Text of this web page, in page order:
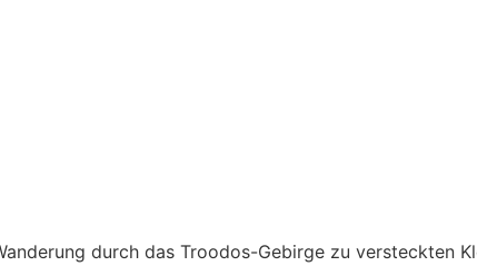
durch das Troodos-Gebirge zu versteckten